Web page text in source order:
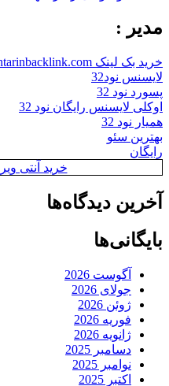
مدیر :
خرید بک لینک behtarinbacklink.com
لایسنس نود32
پسورد نود 32
اوکلی لایسنس رایگان نود 32
همیار نود 32
بهترین سئو
رایگان
خرید آنتی
آخرین دیدگاه‌ها
بایگانی‌ها
آگوست 2026
جولای 2026
ژوئن 2026
فوریه 2026
ژانویه 2026
دسامبر 2025
نوامبر 2025
اکتبر 2025